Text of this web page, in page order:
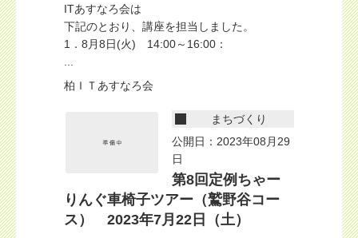
ITあすなろ会は
下記のとおり、講座を担当しました。
1．8月8日(火) 14:00～16:00：
柏ＩＴあすなろ会
まちづくり
公開日：2023年08月29
日
第8回定例ちゃー
りんぐ車椅子ツアー（鷲野谷コー
ス） 2023年7月22日（土）